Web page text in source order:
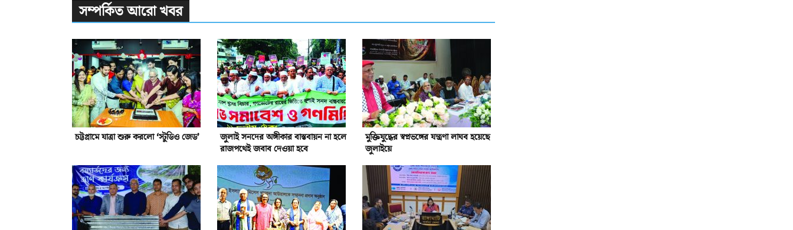
সম্পর্কিত আরো খবর
চট্টগ্রামে যাত্রা শুরু করলো ‘স্টুডিও জেড’
জুলাই সনদের অঙ্গীকার বাস্তবায়ন না হলে
রাজপথেই জবাব দেওয়া হবে
মুক্তিযুদ্ধের স্বপ্নভঙ্গের যন্ত্রণা লাঘব হয়েছে
জুলাইয়ে